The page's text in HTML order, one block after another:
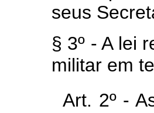
seus
§ 3º - A lei
militar em
Art. 2º -